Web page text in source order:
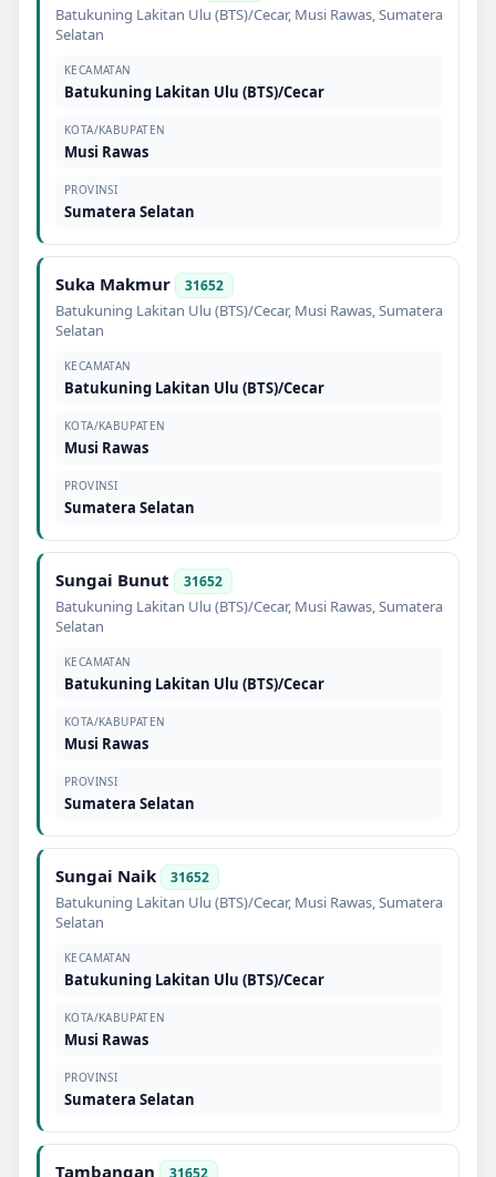
Batukuning Lakitan Ulu (BTS)/Cecar, Musi Rawas,Sumatera
Selatan
KECAMATAN
Batukuning Lakitan Ulu (BTS)/Cecar
KOTA/KABUPATEN
Musi Rawas
PROVINSI
Sumatera Selatan
Suka Makmur 31652
Batukuning Lakitan Ulu (BTS)/Cecar, Musi Rawas,Sumatera
Selatan
KECAMATAN
Batukuning Lakitan Ulu (BTS)/Cecar
KOTA/KABUPATEN
Musi Rawas
PROVINSI
Sumatera Selatan
Sungai Bunut 31652
Batukuning Lakitan Ulu (BTS)/Cecar, Musi Rawas,Sumatera
Selatan
KECAMATAN
Batukuning Lakitan Ulu (BTS)/Cecar
KOTA/KABUPATEN
Musi Rawas
PROVINSI
Sumatera Selatan
Sungai Naik 31652
Batukuning Lakitan Ulu (BTS)/Cecar, Musi Rawas,Sumatera
Selatan
KECAMATAN
Batukuning Lakitan Ulu (BTS)/Cecar
KOTA/KABUPATEN
Musi Rawas
PROVINSI
Sumatera Selatan
Tambangan 31652